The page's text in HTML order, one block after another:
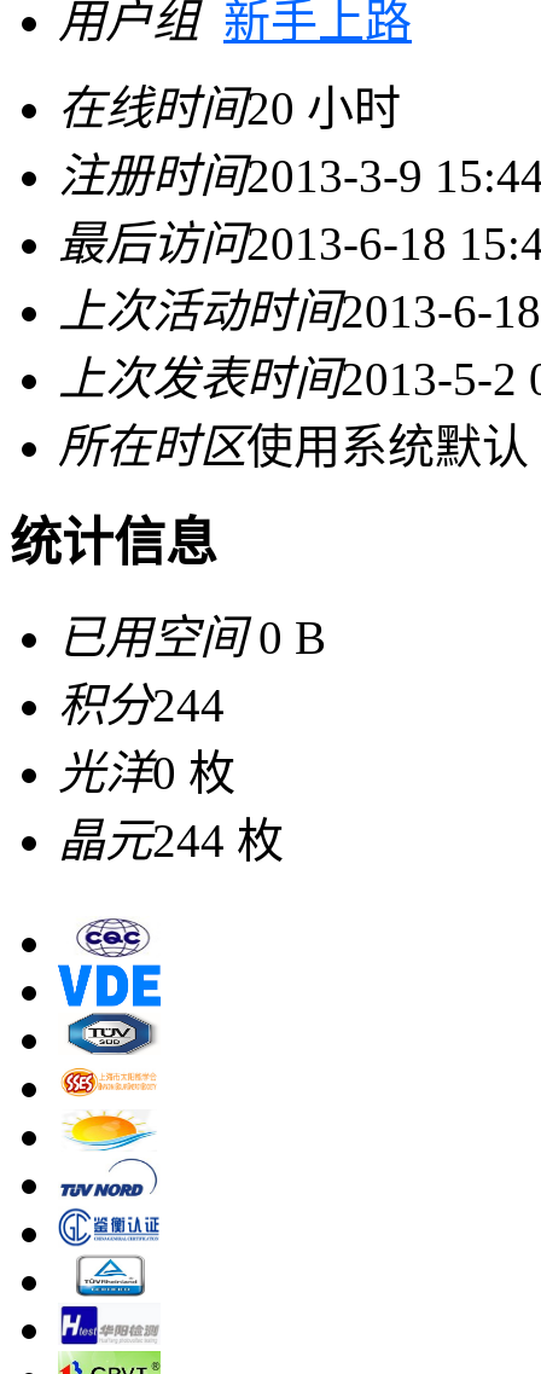
用户组 新手上路
在线时间20 小时
注册时间2013-3-9
最后访问2013-6-18
上次活动时间2013-6-
上次发表时间2013-5-2
所在时区使用系统默认
统计信息
已用空间0 B
积分244
光洋0 枚
晶元244 枚